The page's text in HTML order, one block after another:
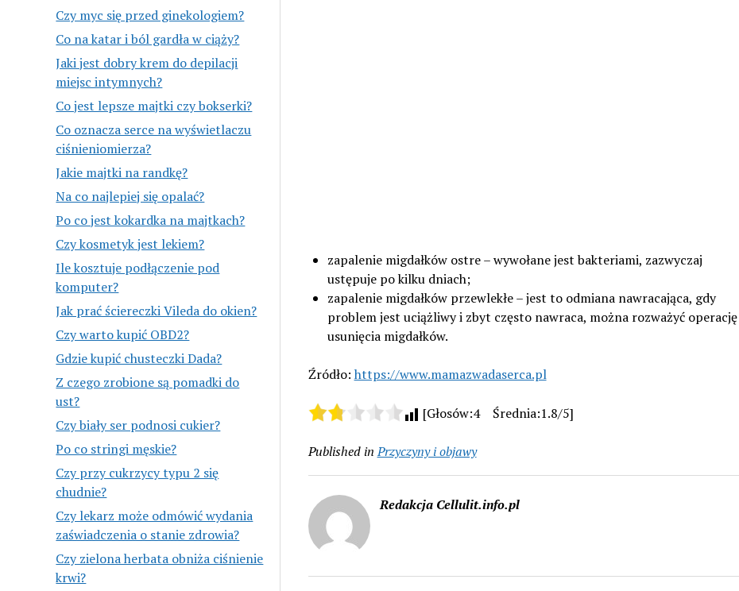
Czy myc się przed ginekologiem?
Co na katar i ból gardła w ciąży?
Jaki jest dobry krem do depilacji
miejsc intymnych?
Co jest lepsze majtki czy bokserki?
Co oznacza serce na wyświetlaczu
ciśnieniomierza?
Jakie majtki na randkę?
Na co najlepiej się opalać?
Po co jest kokardka na majtkach?
Czy kosmetyk jest lekiem?
Ile kosztuje podłączenie pod
komputer?
Jak prać ściereczki Vileda do okien?
Czy warto kupić OBD2?
Gdzie kupić chusteczki Dada?
Z czego zrobione są pomadki do
ust?
Czy biały ser podnosi cukier?
Po co stringi męskie?
Czy przy cukrzycy typu 2 się
chudnie?
Czy lekarz może odmówić wydania
zaświadczenia o stanie zdrowia?
Czy zielona herbata obniża ciśnienie
krwi?
zapalenie migdałków ostre – wywołane jest bakteriami, zazwyczaj
ustępuje po kilku dniach;
zapalenie migdałków przewlekłe – jest to odmiana nawracająca, gdy
problem jest uciążliwy i zbyt często nawraca, można rozważyć operację
usunięcia migdałków.
Źródło: https://www.mamazwadaserca.pl
[Głosów:4 Średnia:1.8/5]
Published in Przyczyny i objawy
Redakcja Cellulit.info.pl